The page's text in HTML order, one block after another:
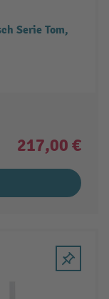
Serie Tom,
217,00 €